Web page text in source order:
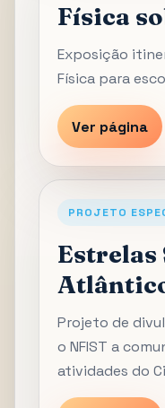
Física
Exposição
Física para
Ver página
PROJETO
Estrelas
Projeto de
o NFIST a
atividades do